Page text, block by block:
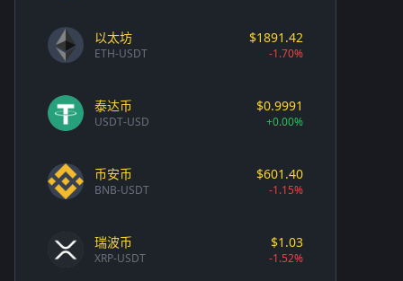
以太坊
ETH-USDT
$1891.42
-1.70%
泰达币
USDT-USD
$0.9991
+0.00%
币安币
BNB-USDT
$601.40
-1.15%
瑞波币
XRP-USDT
$1.03
-1.52%